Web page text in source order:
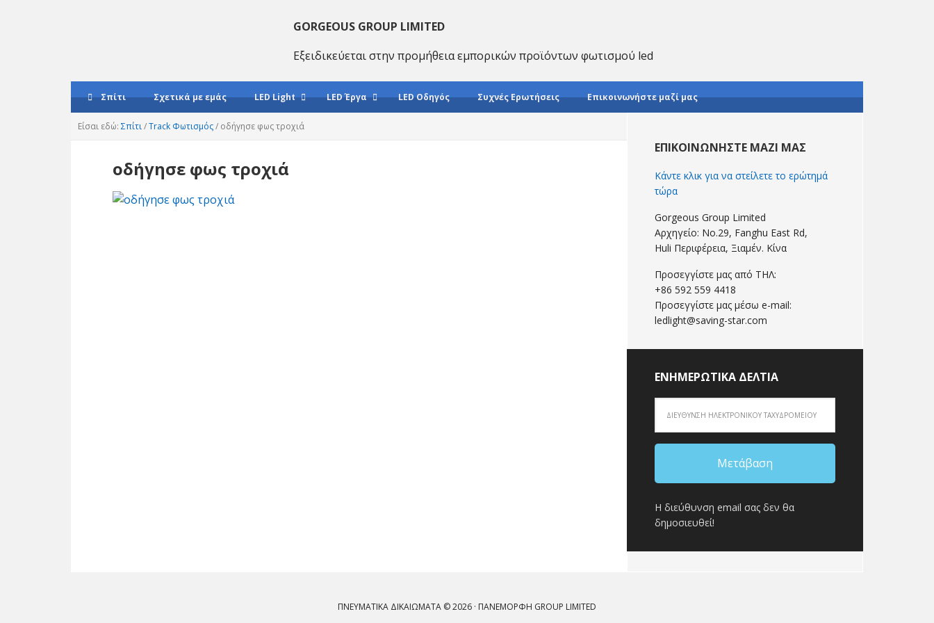
GORGEOUS GROUP LIMITED
Εξειδικεύεται στην προμήθεια εμπορικών προϊόντων φωτισμού led
Σπίτι Σχετικά με εμάς LED Light LED Έργα LED Οδηγός Συχνές Ερωτήσεις Επικοινωνήστε μαζί μας
Είσαι εδώ: Σπίτι/Track Φωτισμός/ οδήγησε φως τροχιά
οδήγησε φως τροχιά
Sidebar
ΕΠΙΚΟΙΝΩΝΉΣΤΕ ΜΑΖΊ ΜΑΣ
Κάντε κλικ για να στείλετε το ερώτημά
τώρα
Gorgeous Group Limited
Αρχηγείο: No.29, Fanghu East Rd,
Huli Περιφέρεια, Ξιαμέν. Κίνα
Προσεγγίστε μας από ΤΗΛ:
+86 592 559 4418
Προσεγγίστε μας μέσω e-mail:
ledlight@saving-star.com
ΕΝΗΜΕΡΩΤΙΚΆ ΔΕΛΤΊΑ
Η διεύθυνση email σας δεν θα
δημοσιευθεί!
ΠΝΕΥΜΑΤΙΚΆ ΔΙΚΑΙΏΜΑΤΑ © 2026 · ΠΑΝΕΜΟΡΦΗ GROUP LIMITED